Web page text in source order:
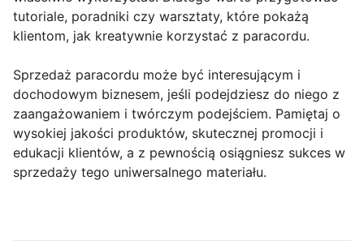
tutoriale, poradniki czy warsztaty, które pokażą
klientom, jak kreatywnie korzystać z paracordu.
Sprzedaż paracordu może być interesującym i
dochodowym biznesem, jeśli podejdziesz do niego z
zaangażowaniem i twórczym podejściem. Pamiętaj o
wysokiej jakości produktów, skutecznej promocji i
edukacji klientów, a z pewnością osiągniesz sukces w
sprzedaży tego uniwersalnego materiału.